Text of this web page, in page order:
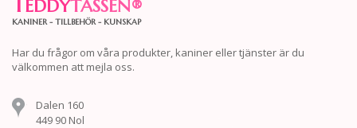
EDDYTASSEN®
KANINER - TILLBEHÖR - KUNSKAP
Har du frågor om våra produkter, kaniner eller tjänster är du
välkommen att mejla oss.
Dalen 160
449 90 Nol